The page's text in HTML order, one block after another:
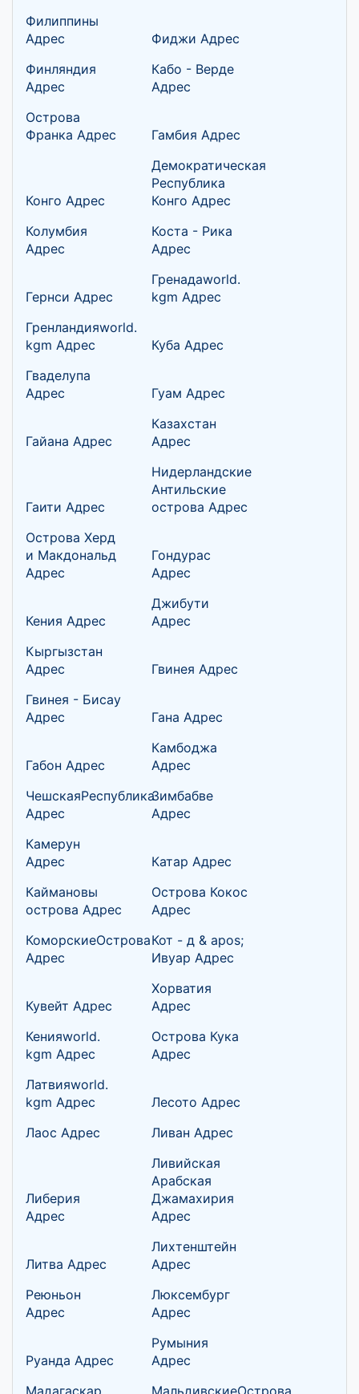
Филиппины
Адрес
Фиджи Адрес
Финляндия
Адрес
Кабо - Верде
Адрес
Острова
Франка Адрес
Гамбия Адрес
Конго Адрес
Демократическая
Республика
Конго Адрес
Колумбия
Адрес
Коста - Рика
Адрес
Гернси Адрес
Гренадаworld.
kgm Адрес
Гренландияworld.
kgm Адрес
Куба Адрес
Гваделупа
Адрес
Гуам Адрес
Гайана Адрес
Казахстан
Адрес
Гаити Адрес
Нидерландские
Антильские
острова Адрес
Острова Херд
и Макдональд
Адрес
Гондурас
Адрес
Кения Адрес
Джибути
Адрес
Кыргызстан
Адрес
Гвинея Адрес
Гвинея - Бисау
Адрес
Гана Адрес
Габон Адрес
Камбоджа
Адрес
ЧешскаяРеспублика
Адрес
Зимбабве
Адрес
Камерун
Адрес
Катар Адрес
Каймановы
острова Адрес
Острова Кокос
Адрес
КоморскиеОстрова
Адрес
Кот - д & apos;
Ивуар Адрес
Кувейт Адрес
Хорватия
Адрес
Кенияworld.
kgm Адрес
Острова Кука
Адрес
Латвияworld.
kgm Адрес
Лесото Адрес
Лаос Адрес
Ливан Адрес
Либерия
Адрес
Ливийская
Арабская
Джамахирия
Адрес
Литва Адрес
Лихтенштейн
Адрес
Реюньон
Адрес
Люксембург
Адрес
Руанда Адрес
Румыния
Адрес